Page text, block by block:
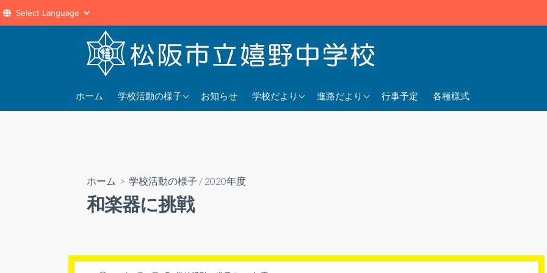
へ
ホーム 学校活動の様子
2025年度
お知らせ 学校だより
2025年度
進路だより
2025年度
行事予定 各種様式
ホーム > 学校活動の様子 / 2020年度
和楽器に挑戦